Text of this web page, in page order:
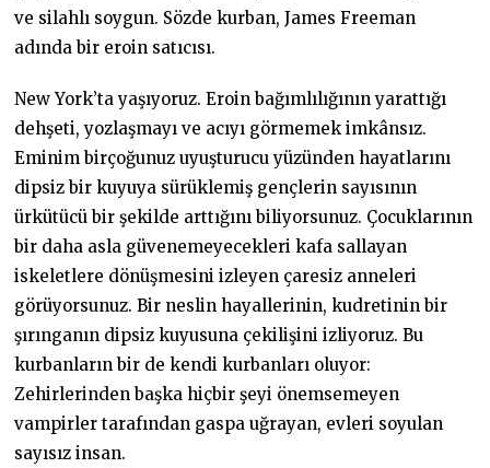
ve silahlı soygun. Sözde kurban, James Freeman
adında bir eroin satıcısı.
New York’ta yaşıyoruz. Eroin bağımlılığının yarattığı
dehşeti, yozlaşmayı ve acıyı görmemek imkânsız.
Eminim birçoğunuz uyuşturucu yüzünden hayatlarını
dipsiz bir kuyuya sürüklemiş gençlerin sayısının
ürkütücü bir şekilde arttığını biliyorsunuz. Çocuklarının
bir daha asla güvenemeyecekleri kafa sallayan
iskeletlere dönüşmesini izleyen çaresiz anneleri
görüyorsunuz. Bir neslin hayallerinin, kudretinin bir
şırınganın dipsiz kuyusuna çekilişini izliyoruz. Bu
kurbanların bir de kendi kurbanları oluyor:
Zehirlerinden başka hiçbir şeyi önemsemeyen
vampirler tarafından gaspa uğrayan, evleri soyulan
sayısız insan.